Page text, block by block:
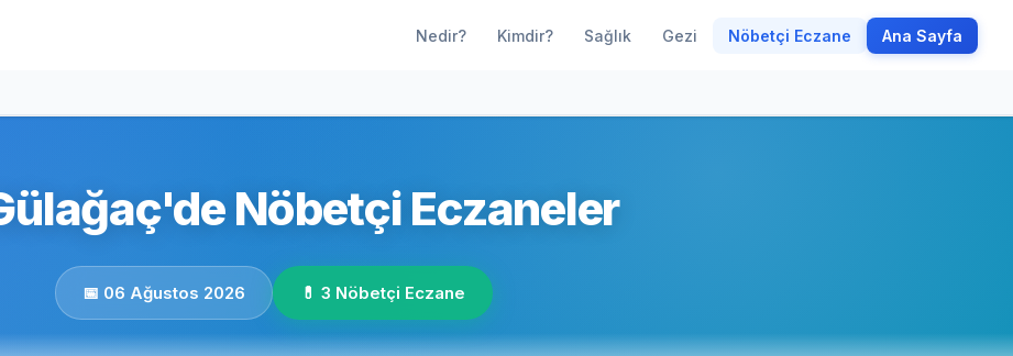
Nedir? Kimdir? Sağlık Gezi Nöbetçi Eczane Ana Sayfa
Nöbetçi Eczaneler
📅 06 Ağustos 2026 💊 3 Nöbetçi Eczane